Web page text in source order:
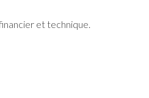
et technique.